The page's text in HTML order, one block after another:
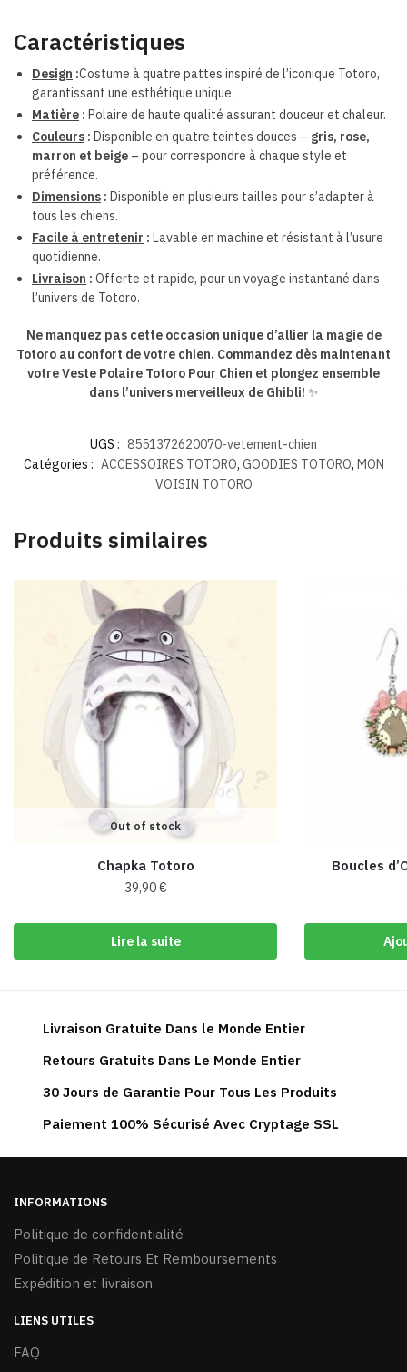
Caractéristiques
Design :Costume à quatre pattes inspiré de l’iconique Totoro,
garantissant une esthétique unique.
Matière : Polaire de haute qualité assurant douceur et chaleur.
Couleurs : Disponible en quatre teintes douces – gris, rose,
marron et beige – pour correspondre à chaque style et
préférence.
Dimensions : Disponible en plusieurs tailles pour s’adapter à
tous les chiens.
Facile à entretenir : Lavable en machine et résistant à l’usure
quotidienne.
Livraison : Offerte et rapide, pour un voyage instantané dans
l’univers de Totoro.
Ne manquez pas cette occasion unique d’allier la magie de
Totoro au confort de votre chien. Commandez dès maintenant
votre Veste Polaire Totoro Pour Chien et plongez ensemble
dans l’univers merveilleux de Ghibli! ✨
UGS : 8551372620070-vetement-chien
Catégories : ACCESSOIRES TOTORO, GOODIES TOTORO, MON
VOISIN TOTORO
Produits similaires
Out of stock
Chapka Totoro
39,90€
Lire la suite
Boucles
Livraison Gratuite Dans le Monde Entier
Retours Gratuits Dans Le Monde Entier
30 Jours de Garantie Pour Tous Les Produits
Paiement 100% Sécurisé Avec Cryptage SSL
INFORMATIONS
Politique de confidentialité
Politique de Retours Et Remboursements
Expédition et livraison
LIENS UTILES
FAQ